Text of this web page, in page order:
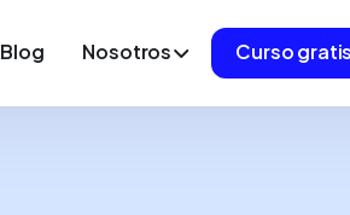
Blog Nosotros Curso gratis